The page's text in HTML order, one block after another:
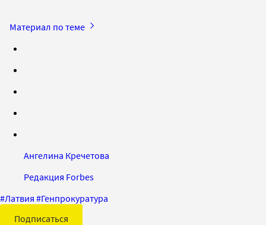
Материал по теме
Ангелина Кречетова
Редакция Forbes
#Латвия #Генпрокуратура
Подписаться